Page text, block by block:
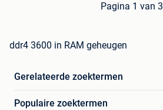
Pagina 1 van 3
ddr4 3600 in RAM geheugen
Gerelateerde zoektermen
Populaire zoektermen